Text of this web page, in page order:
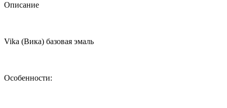
Описание
Vika (Вика) базовая эмаль
Особенности: